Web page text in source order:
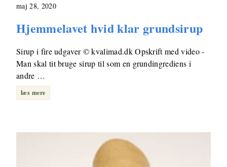
maj 28, 2020
Hjemmelavet hvid klar grundsirup
Sirup i fire udgaver © kvalimad.dk Opskrift med video -
Man skal tit bruge sirup til som en grundingrediens i
andre …
læs mere